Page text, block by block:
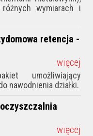
wymiarach i
retencja -
więcej
umożliwiający
nawodnienia działki.
więcej